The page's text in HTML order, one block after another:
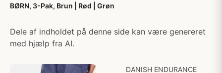
BØRN, 3-Pak, Brun | Rød | Grøn
Dele af indholdet på denne side kan være genereret
med hjælp fra AI.
DANISH ENDURANCE